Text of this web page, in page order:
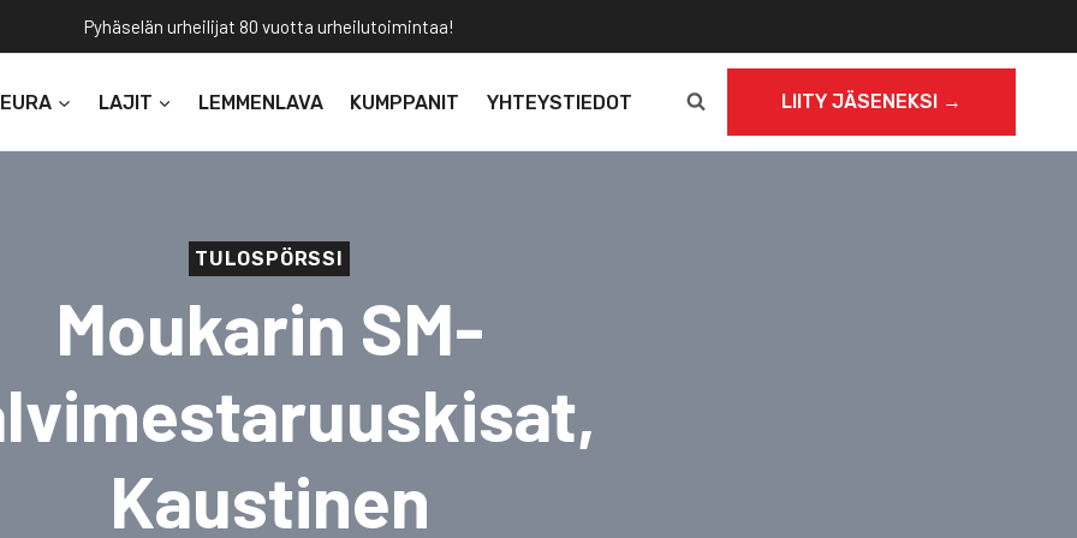
Pyhäselän urheilijat 80 vuotta urheilutoimintaa!
LAJIT LEMMENLAVA KUMPPANIT YHTEYSTIEDOT LIITY JÄSENEKSI →
TULOSPÖRSSI
Moukarin SM-
Kaustinen